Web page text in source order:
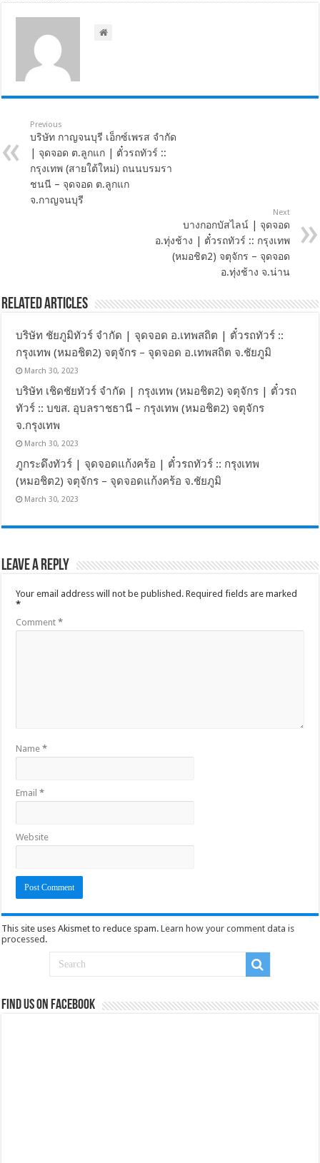
Previous
บริษัท กาญจนบุรี เอ็กซ์เพรส จำกัด
| จุดจอด ต.ลูกแก | ตั๋วรถทัวร์ ::
กรุงเทพ (สายใต้ใหม่) ถนนบรมรา
ชนนี – จุดจอด ต.ลูกแก
จ.กาญจนบุรี
Next
บางกอกบัสไลน์ | จุดจอด
อ.ทุ่งช้าง | ตั๋วรถทัวร์ :: กรุงเทพ
(หมอชิต2) จตุจักร – จุดจอด
อ.ทุ่งช้าง จ.น่าน
Related Articles
บริษัท ชัยภูมิทัวร์ จำกัด | จุดจอด อ.เทพสถิต | ตั๋วรถทัวร์ ::
กรุงเทพ (หมอชิต2) จตุจักร – จุดจอด อ.เทพสถิต จ.ชัยภูมิ
March 30, 2023
บริษัท เชิดชัยทัวร์ จำกัด | กรุงเทพ (หมอชิต2) จตุจักร | ตั๋วรถ
ทัวร์ :: บขส. อุบลราชธานี – กรุงเทพ (หมอชิต2) จตุจักร
จ.กรุงเทพ
March 30, 2023
ภูกระดึงทัวร์ | จุดจอดแก้งคร้อ | ตั๋วรถทัวร์ :: กรุงเทพ
(หมอชิต2) จตุจักร – จุดจอดแก้งคร้อ จ.ชัยภูมิ
March 30, 2023
Leave a Reply
Your email address will not be published. Required fields are marked
*
Comment*
Name*
Email*
Website
This site uses Akismet to reduce spam.Learn how your comment data is
processed .
Find us on Facebook